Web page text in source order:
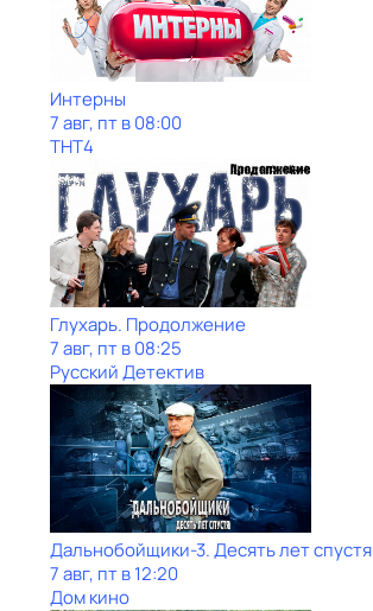
Интерны
7 авг, пт в 08:00
ТНТ4
Глухарь. Продолжение
7 авг, пт в 08:25
Русский Детектив
Дальнобойщики-3. Десять лет спустя
7 авг, пт в 12:20
Дом кино